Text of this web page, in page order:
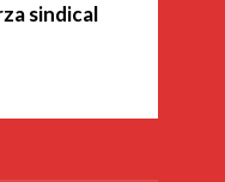
sindical